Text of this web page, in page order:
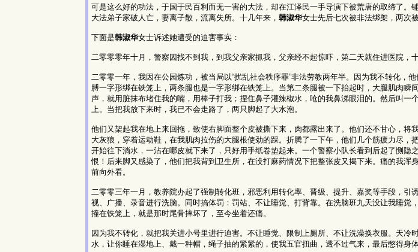
可是这么好的功法，于国于民百利而无一害的大法，却在江泽民一手导演下被荒唐的取缔了。
大法弟子家破人亡，妻离子散，流离失所。十几年来， 韩淑华女士先后七次被非法绑架，两次
下面是韩淑华女士诉述她遭受的迫害事实：
二零零零年十月，警察因找不到我，到我父亲家抓我，父亲经不起惊吓，第二天就住进医院，十
二零零一年，我因在公园炼功，被当局以“扰乱社会秩序罪”非法劳教两年半。因为我不转化，
膊一字形绑在铁笼上，两条腿也是一字形绑在铁笼上。当第二条腿被一下抬起时，大腿肌肉瞬
声，就用脏抹布堵住我的嘴，用棒子打我；捏住鼻子灌辣椒水，呛的我鼻涕眼泪的。然后叫一
上。当把我放下来时，我已不会走路了，两只脚起了大水泡。
他们又架起我在地上来回拖，致使右脚面整个皮被撕下来，肉都露出来了。他们还不甘心，将
大灰狼，穿着运动鞋，在我肌肉拉伤的大腿根使劲的踩。折腾了一下午，他们几个筋疲力尽，
开始往下淌水，一沾在哪皮就下来了，只好用手纸卷垫起来。一个警察小队长看到后起了恻隐
恨！后来脚又感染了，他们把我背到卫生所，在没打麻药情况下把整张皮又揭下来。痛的我浑
前向外看。
二零零三年一月，教养院办起了强制转化班，邪恶利用转化率、晋级、提升、嘉奖等手段，引
视、广播、录音进行洗脑。同时搞体罚：罚站、不让睡觉、打背靠。在洗脑班九天没让我睡觉
撞在铁笼上，就是那时尾骨摔坏了，至今坐着还痛。
因为我不转化，就把我关进小号里进行迫害。不让睡觉、限制上厕所、不让洗澡换衣服。天冷
水，让你睡在湿地上、戴一种帽，绳子抽的紧紧的，使我五官扭曲，透不过气来，最后憋得身